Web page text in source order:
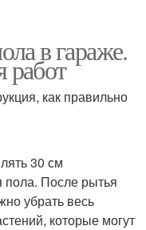
в гараже.
работ
как правильно
30 см
пола. После рытья
убрать весь
которые могут